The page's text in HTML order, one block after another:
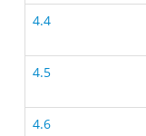
4.4
4.5
4.6